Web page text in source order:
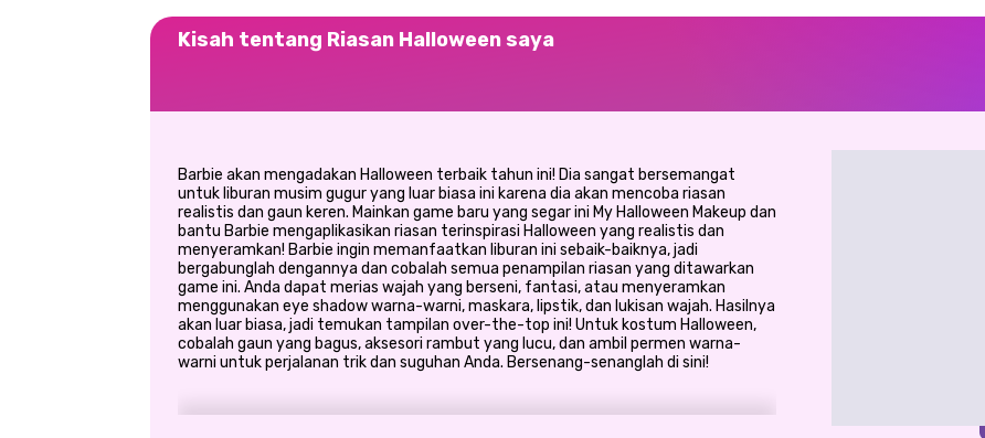
Kisah tentang Riasan Halloween saya
Barbie akan mengadakan Halloween terbaik tahun ini! Dia sangat bersemangat
untuk liburan musim gugur yang luar biasa ini karena dia akan mencoba riasan
realistis dan gaun keren. Mainkan game baru yang segar ini My Halloween Makeup dan
bantu Barbie mengaplikasikan riasan terinspirasi Halloween yang realistis dan
menyeramkan! Barbie ingin memanfaatkan liburan ini sebaik-baiknya, jadi
bergabunglah dengannya dan cobalah semua penampilan riasan yang ditawarkan
game ini. Anda dapat merias wajah yang berseni, fantasi, atau menyeramkan
menggunakan eye shadow warna-warni, maskara, lipstik, dan lukisan wajah. Hasilnya
akan luar biasa, jadi temukan tampilan over-the-top ini! Untuk kostum Halloween,
cobalah gaun yang bagus, aksesori rambut yang lucu, dan ambil permen warna-
warni untuk perjalanan trik dan suguhan Anda. Bersenang-senanglah di sini!